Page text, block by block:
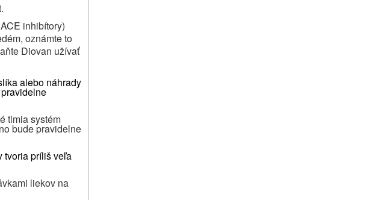
inhibítory)
oznámte to
Diovan užívať
alebo náhrady
tlmia systém
bude pravidelne
tvoria príliš veľa
liekov na